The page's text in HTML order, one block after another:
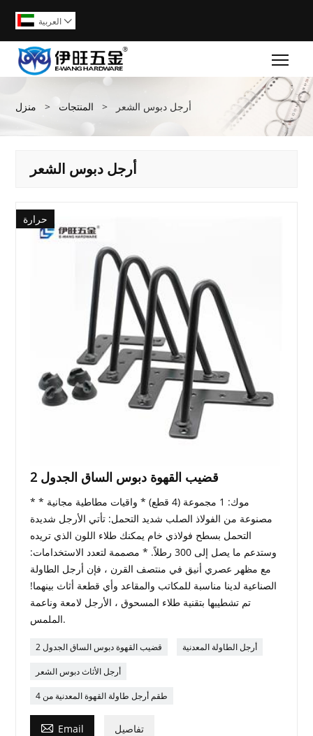
العربية 
منزل > المنتجات > أرجل دبوس الشعر
أرجل دبوس الشعر
حرارة
2 قضيب القهوة دبوس الساق الجدول
* موك: 1 مجموعة (4 قطع) * واقيات مطاطية مجانية *
مصنوعة من الفولاذ الصلب شديد التحمل: تأتي الأرجل شديدة
التحمل بسطح فولاذي خام يمكنك طلاء اللون الذي تريده
وستدعم ما يصل إلى 300 رطلاً. * مصممة لتعدد الاستخدامات:
مع مظهر عصري أنيق في منتصف القرن ، فإن أرجل الطاولة
الصناعية لدينا مناسبة للمكاتب والمقاعد وأي قطعة أثاث بينهما!
تم تشطيبها بتقنية طلاء المسحوق ، الأرجل لامعة وناعمة
الملمس.
2 قضيب القهوة دبوس الساق الجدول أرجل الطاولة المعدنية
أرجل الأثاث دبوس الشعر
طقم أرجل طاولة القهوة المعدنية من 4
 Email تفاصيل